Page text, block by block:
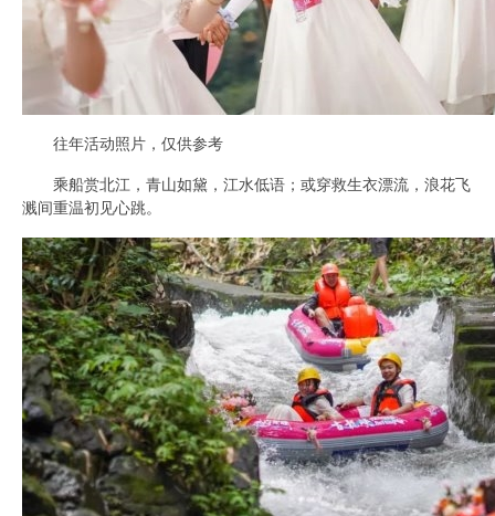
往年活动照片，仅供参考
乘船赏北江，青山如黛，江水低语；或穿救生衣漂流，浪花飞
溅间重温初见心跳。